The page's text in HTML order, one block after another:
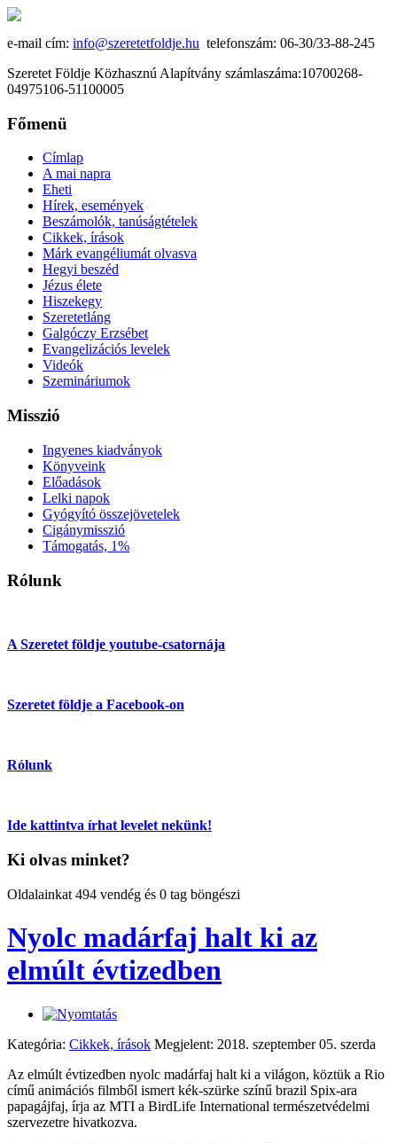
e-mail cím: info@szeretetfoldje.hu telefonszám: 06-30/33-88-245
Szeretet Földje Közhasznú Alapítvány számlaszáma:10700268-
04975106-51100005
Főmenü
Címlap
A mai napra
Eheti
Hírek, események
Beszámolók, tanúságtételek
Cikkek, írások
Márk evangéliumát olvasva
Hegyi beszéd
Jézus élete
Hiszekegy
Szeretetláng
Galgóczy Erzsébet
Evangelizációs levelek
Videók
Szemináriumok
Misszió
Ingyenes kiadványok
Könyveink
Előadások
Lelki napok
Gyógyító összejövetelek
Cigánymisszió
Támogatás, 1%
Rólunk
A Szeretet földje youtube-csatornája
Szeretet földje a Facebook-on
Rólunk
Ide kattintva írhat levelet nekünk!
Ki olvas minket?
Oldalainkat 494 vendég és 0 tag böngészi
Nyolc madárfaj halt ki az
elmúlt évtizedben
Kategória: Cikkek, írások Megjelent: 2018. szeptember 05. szerda
Az elmúlt évtizedben nyolc madárfaj halt ki a világon, köztük a Rio
című animációs filmből ismert kék-szürke színű brazil Spix-ara
papagájfaj, írja az MTI a BirdLife International természetvédelmi
szervezetre hivatkozva.